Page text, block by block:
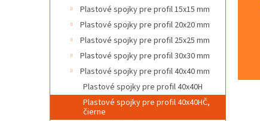
Plastové spojky pre profil 15x15 mm
Plastové spojky pre profil 20x20 mm
Plastové spojky pre profil 25x25 mm
Plastové spojky pre profil 30x30 mm
Plastové spojky pre profil 40x40 mm
Plastové spojky pre profil 40x40H
Plastové spojky pre profil 40x40HČ,
čierne